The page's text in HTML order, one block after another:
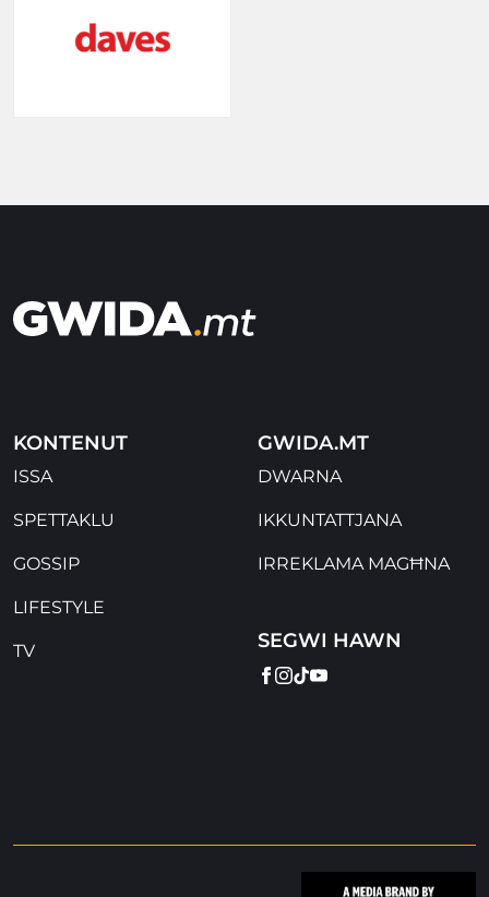
KONTENUT
ISSA
SPETTAKLU
GOSSIP
LIFESTYLE
TV
GWIDA.MT
DWARNA
IKKUNTATTJANA
IRREKLAMA MAGĦNA
SEGWI HAWN
FACEBOOK
INSTAGRAM
TIKTOK
YOUTUBE